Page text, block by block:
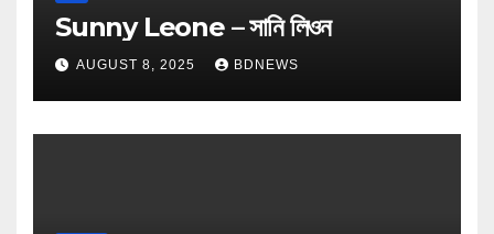
Sunny Leone – সানি লিওন
AUGUST 8, 2025 BDNEWS